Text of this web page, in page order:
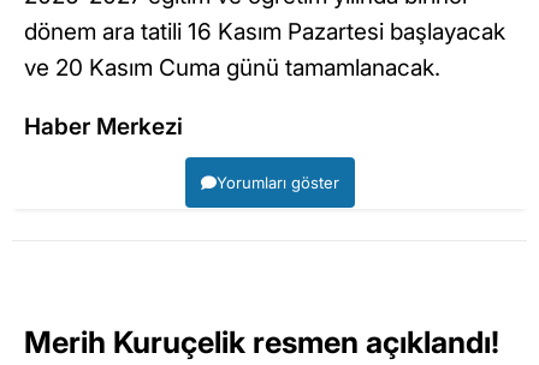
dönem ara tatili 16 Kasım Pazartesi başlayacak
ve 20 Kasım Cuma günü tamamlanacak.
Haber Merkezi
Yorumları göster
Merih Kuruçelik resmen açıklandı!